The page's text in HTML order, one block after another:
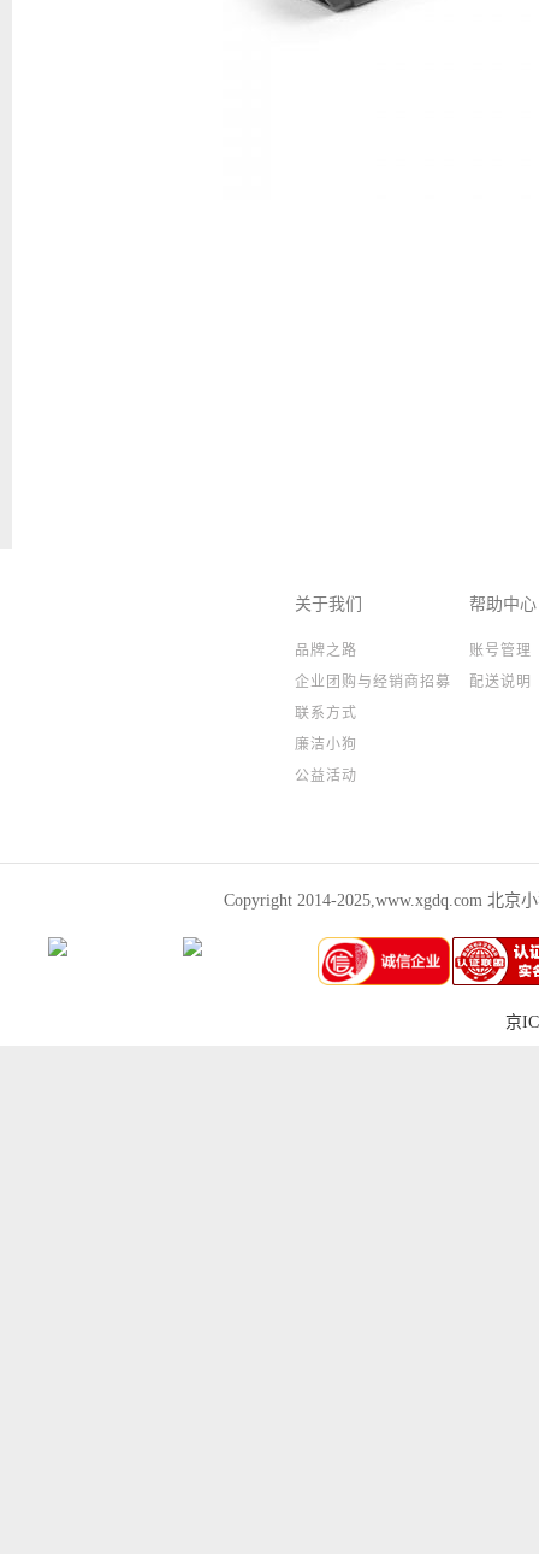
关于我们
品牌之路
企业团购与经销商招募
联系方式
廉洁小狗
公益活动
帮助中心
账号管理
配送说明
Copyright 2014-2025,www.xgdq.com 北京
京